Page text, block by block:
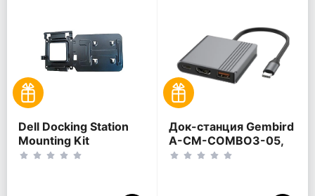
Dell Docking Station
Mounting Kit
Док-станция Gembird
A-CM-COMBO3-05,
Черный